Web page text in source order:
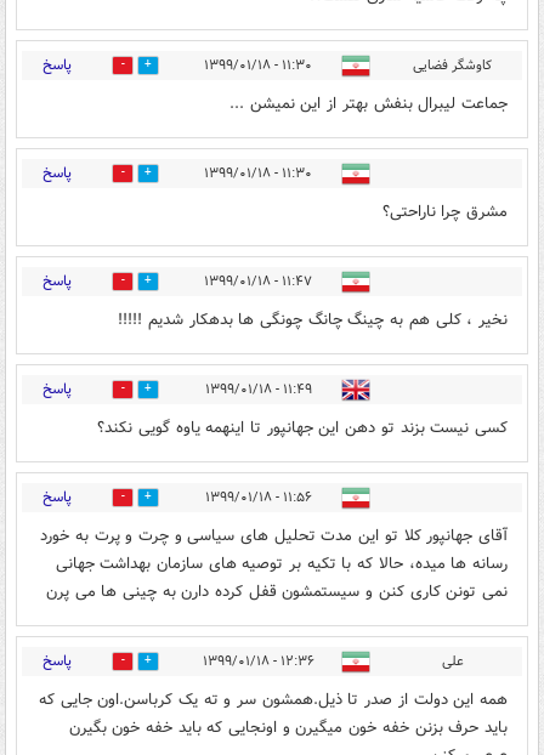
کاوشگر فضایی ۱۱:۳۰ - ۱۳۹۹/۰۱/۱۸ 38 پاسخ
جماعت لیبرال بنفش بهتر از این نمیشن ...
۱۱:۳۰ - ۱۳۹۹/۰۱/۱۸ 10 پاسخ
مشرق چرا ناراحتی؟
۱۱:۴۷ - ۱۳۹۹/۰۱/۱۸ 11 پاسخ
نخیر ، کلی هم به چینگ چانگ چونگی ها بدهکار شدیم !!!!!
۱۱:۴۹ - ۱۳۹۹/۰۱/۱۸ 45 پاسخ
کسی نیست بزند تو دهن این جهانپور تا اینهمه یاوه گویی نکند؟
۱۱:۵۶ - ۱۳۹۹/۰۱/۱۸ 23 پاسخ
آقای جهانپور کلا تو این مدت تحلیل های سیاسی و چرت و پرت به خورد
رسانه ها میده، حالا که با تکیه بر توصیه های سازمان بهداشت جهانی
نمی تونن کاری کنن و سیستمشون قفل کرده دارن به چینی ها می پرن
علی ۱۲:۳۶ - ۱۳۹۹/۰۱/۱۸ 46 پاسخ
همه این دولت از صدر تا ذیل.همشون سر و ته یک کرباسن.اون جایی که
باید حرف بزنن خفه خون میگیرن و اونجایی که باید خفه خون بگیرن